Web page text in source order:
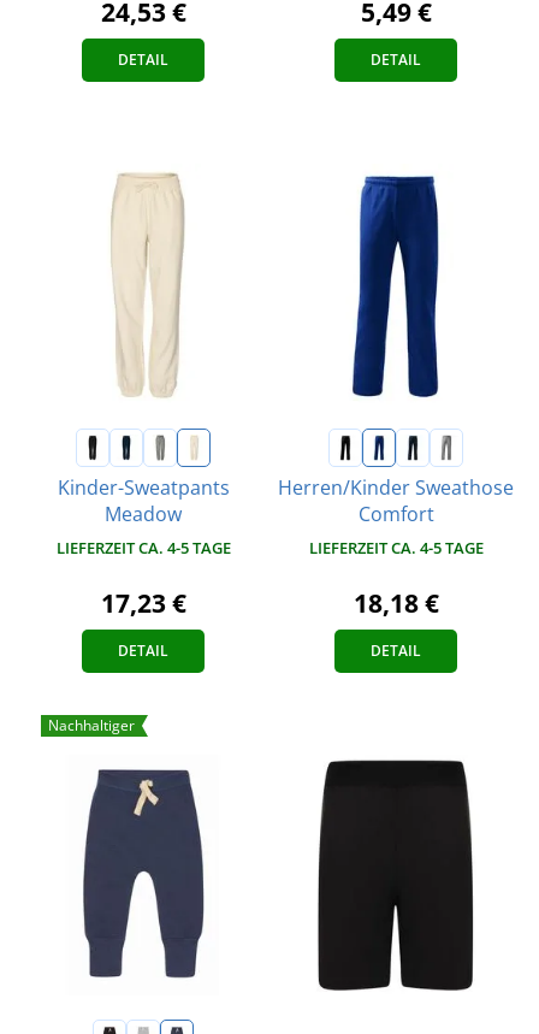
24,53 €
DETAIL
5,49 €
DETAIL
Kinder-Sweatpants
Meadow
LIEFERZEIT CA. 4-5 TAGE
17,23 €
DETAIL
Herren/Kinder Sweathose
Comfort
LIEFERZEIT CA. 4-5 TAGE
18,18 €
DETAIL
Nachhaltiger